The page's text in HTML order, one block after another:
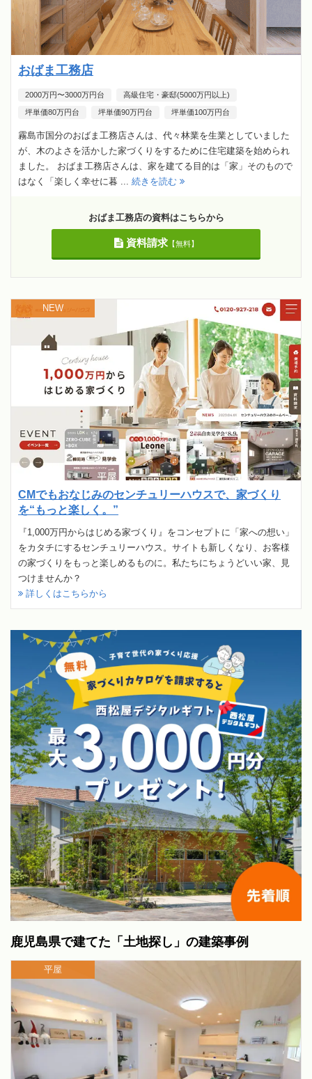
おばま工務店
2000万円〜3000万円台 高級住宅・豪邸(5000万円以上)
坪単価80万円台 坪単価90万円台 坪単価100万円台
霧島市国分のおばま工務店さんは、代々林業を生業としていました
が、木のよさを活かした家づくりをするために住宅建築を始められ
ました。 おばま工務店さんは、家を建てる目的は「家」そのもので
はなく「楽しく幸せに暮 ... 続きを読む
おばま工務店の資料はこちらから
資料請求【無料】
CMでもおなじみのセンチュリーハウスで、家づくり
を“もっと楽しく。”
『1,000万円からはじめる家づくり』をコンセプトに「家への想い」
をカタチにするセンチュリーハウス。サイトも新しくなり、お客様
の家づくりをもっと楽しめるものに。私たちにちょうどいい家、見
つけませんか？
詳しくはこちらから
NEW
鹿児島県で建てた「土地探し」の建築事例
平屋